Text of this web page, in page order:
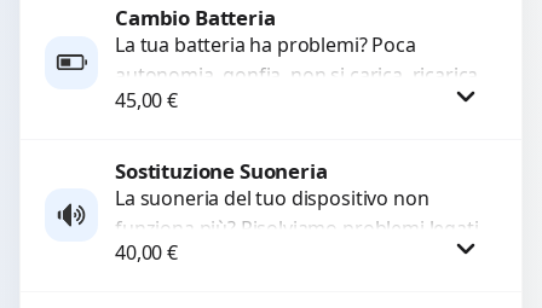
Procedi
Cambio Batteria
La tua batteria ha problemi? Poca
autonomia, gonfia, non si carica, ricarica
lenta o cicli di ricarica esauriti?
45,00€
Procedi
Sostituzione Suoneria
La suoneria del tuo dispositivo non
funziona più? Risolviamo problemi legati
a moduli audio difettosi con interventi
40,00€